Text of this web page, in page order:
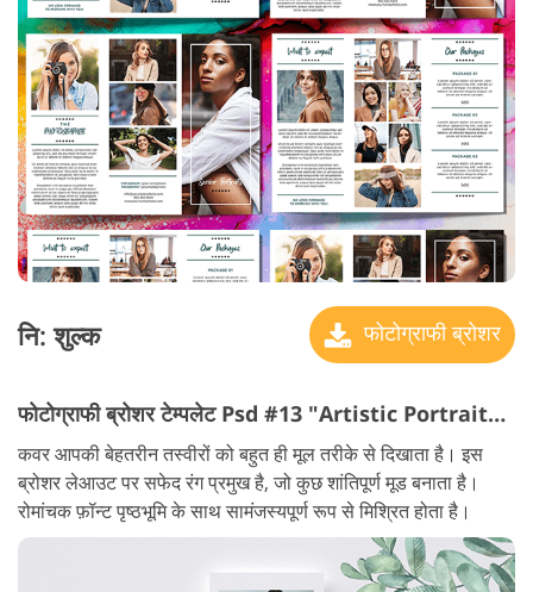
नि: शुल्क फोटोग्राफी ब्रोशर
फोटोग्राफी ब्रोशर टेम्पलेट Psd #13 "Artistic Portraiture"
कवर आपकी बेहतरीन तस्वीरों को बहुत ही मूल तरीके से दिखाता है। इस
ब्रोशर लेआउट पर सफेद रंग प्रमुख है, जो कुछ शांतिपूर्ण मूड बनाता है।
रोमांचक फ़ॉन्ट पृष्ठभूमि के साथ सामंजस्यपूर्ण रूप से मिश्रित होता है।